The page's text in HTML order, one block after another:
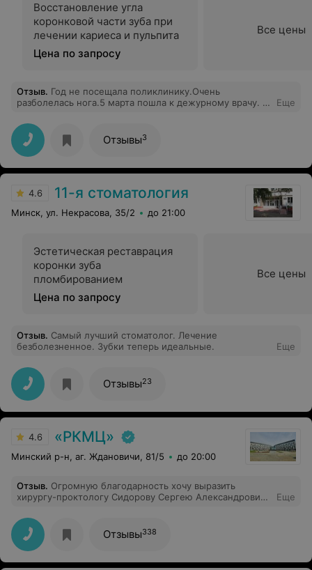
Восстановление угла
коронковой части зуба при
лечении кариеса и пульпита
Цена по запросу
Все цены
Отзыв. Год не посещала поликлинику.Очень
разболелась нога.5 марта пошла к дежурному врачу. В
что услышала от врача, почему пришли сегодня,надо
приходить в рабочие дни.Вот такое отнашение к
пациентам.
Еще
Отзывы3
4.6 11-я стоматология
Минск, ул. Некрасова, 35/2 до 21:00
Эстетическая реставрация
коронки зуба
пломбированием
Цена по запросу
Все цены
Отзыв. Самый лучший стоматолог. Лечение
безболезненное. Зубки теперь идеальные.
Еще
Отзывы23
4.6 «РКМЦ»
Минский р-н, аг. Ждановичи, 81/5 до 20:00
Отзыв. Огромную благодарность хочу выразить
хирургу-проктологу Сидорову Сергею Александровичу
Доктор Сергей Александрович - профессионал с
большой буквы и очень внимательный,
доброжелательный, тактичный и приятный доктор.
Внимание и поддержка доктора, детально объяснение
всего, что предстоит и чёткие рекомендации
Еще
Отзывы338